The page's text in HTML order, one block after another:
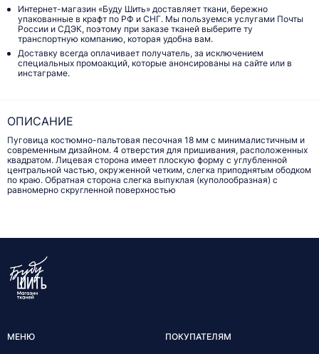
Интернет-магазин «Буду Шить» доставляет ткани, бережно
упакованные в крафт по РФ и СНГ. Мы пользуемся услугами Почты
России и СДЭК, поэтому при заказе тканей выберите ту
транспортную компанию, которая удобна вам.
Доставку всегда оплачивает получатель, за исключением
специальных промоакций, которые анонсированы на сайте или в
инстаграме.
ОПИСАНИЕ
Пуговица костюмно-пальтовая песочная 18 мм с минималистичным и
современным дизайном. 4 отверстия для пришивания, расположенных
квадратом. Лицевая сторона имеет плоскую форму с углубленной
центральной частью, окруженной четким, слегка приподнятым ободком
по краю. Обратная сторона слегка выпуклая (куполообразная) с
равномерно скругленной поверхностью
МЕНЮ ПОКУПАТЕЛЯМ